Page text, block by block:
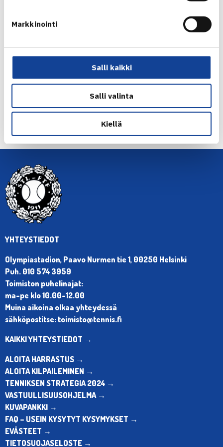
Markkinointi
Salli kaikki
Salli valinta
Kiellä
Jaa:
← Edellinen
Seuraava uutinen: Kiiski vielä nelinpelissä… →
YHTEYSTIEDOT
Olympiastadion, Paavo Nurmen tie 1, 00250 Helsinki
Puh. 010 574 3959
Toimiston puhelinajat:
ma-pe klo 10.00-12.00
Muina aikoina olkaa yhteydessä
sähköpostitse: toimisto@tennis.fi
KAIKKI YHTEYSTIEDOT →
ALOITA HARRASTUS →
ALOITA KILPAILEMINEN →
TENNIKSEN STRATEGIA 2024 →
VASTUULLISUUSOHJELMA →
KUVAPANKKI →
FAQ – USEIN KYSYTYT KYSYMYKSET →
EVÄSTEET →
TIETOSUOJASELOSTE →